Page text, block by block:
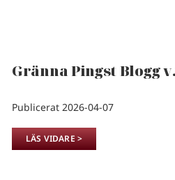
Gränna Pingst Blogg
Publicerat 2026-04-07
LÄS VIDARE >